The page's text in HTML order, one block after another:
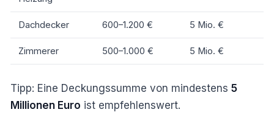
Dachdecker 600–1.200 € 5 Mio. €
Zimmerer 500–1.000 € 5 Mio. €
Tipp: Eine Deckungssumme von mindestens 5
Millionen Euro ist empfehlenswert.